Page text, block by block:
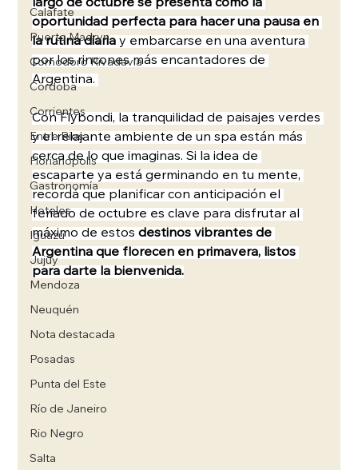
Calafate
Puerto Madryn
Comodoro Rivadavia
Córdoba
Corrientes
Entre Rios
Florianópolis
Gastronomía
Hoteles
Iguazú
Jujuy
Mendoza
Neuquén
Nota destacada
Posadas
Punta del Este
Río de Janeiro
Rio Negro
Salta
largo de octubre se presenta como la
oportunidad perfecta para hacer una pausa en
la rutina diaria y embarcarse en una aventura
por los rincones más encantadores de
Argentina.
Con Flybondi, la tranquilidad de paisajes verdes
y el relajante ambiente de un spa están más
cerca de lo que imaginas. Si la idea de
escaparte ya está germinando en tu mente,
recordá que planificar con anticipación el
feriado de octubre es clave para disfrutar al
máximo de estos destinos vibrantes de
Argentina que florecen en primavera, listos
para darte la bienvenida.